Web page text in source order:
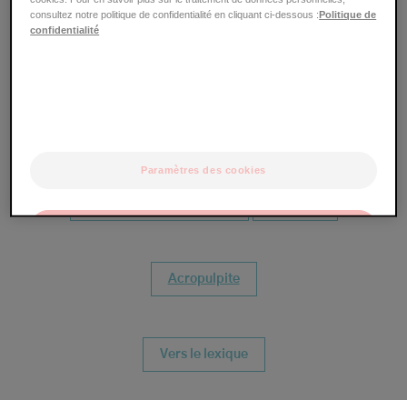
Acropulpite
Vers le lexique
consultez notre politique de confidentialité en cliquant ci-dessous :Politique de
confidentialité
Paramètres des cookies